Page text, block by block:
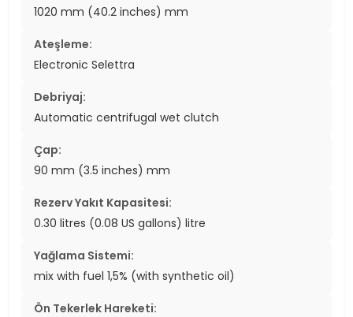
1020 mm (40.2 inches) mm
Ateşleme:
Electronic Selettra
Debriyaj:
Automatic centrifugal wet clutch
Çap:
90 mm (3.5 inches) mm
Rezerv Yakıt Kapasitesi:
0.30 litres (0.08 US gallons) litre
Yağlama Sistemi:
mix with fuel 1,5% (with synthetic oil)
Ön Tekerlek Hareketi: